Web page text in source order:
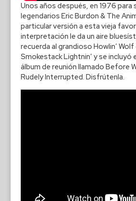
Unos años después, en 1976 para
legendarios Eric Burdon & The
particular versión a esta vieja
interpretación le da un aire
recuerda al grandioso Howlin’ Wolf
Smokestack Lightnin’ y se incluyó
álbum de reunión llamado Before
Rudely Interrupted. Disfrútenla.